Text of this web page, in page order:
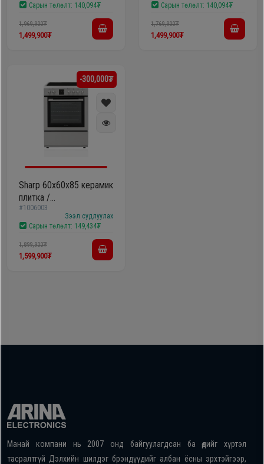
Сарын төлөлт: 140,094₮
1,969,900₮
1,499,900₮
Сарын төлөлт: 140,094₮
1,769,900₮
1,499,900₮
-300,000₮
Sharp 60x60x85 керамик
плитка /
KF76VDD22IMN/
#1006003
Зээл судлуулах
Сарын төлөлт: 149,434₮
1,899,900₮
1,599,900₮
Манай компани нь 2007 онд байгуулагдсан ба өдийг хүртэл
тасралтгүй Дэлхийн шилдэг брэндүүдийг албан ёсны эрхтэйгээр,